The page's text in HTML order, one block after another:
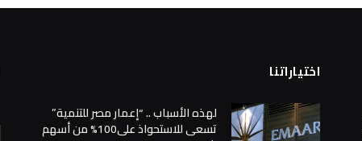
اختياراتنا
لهذه الأسباب .. “إعمار مصر للتنمية”
تسعى للاستحواذ على100% من أسهم